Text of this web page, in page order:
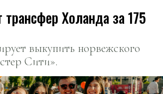
трансфер Холанда за 175
выкупить норвежского
Сити».